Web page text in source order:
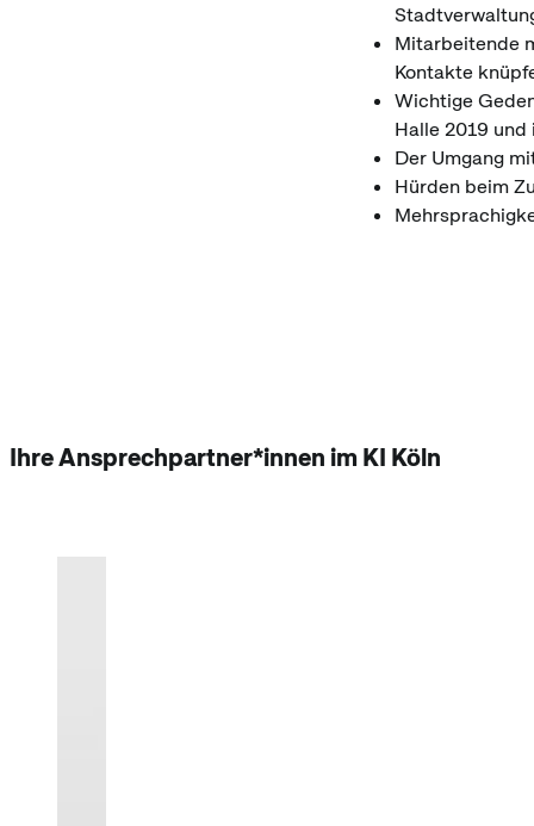
Mitarbeitende
Kontakte
Wichtige
Halle 2019 und
Der Umgang
Hürden beim
Ihre Ansprechpartner*innen im KI Köln